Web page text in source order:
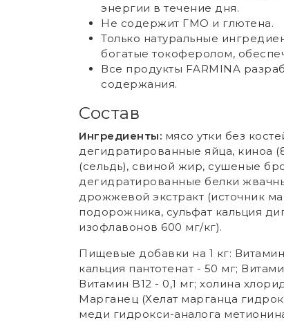
энергии в течение дня.
Не содержит ГМО и глютена.
Только натуральные
богатые токоферолом,
Все продукты FARMINA
содержания.
Состав
Ингредиенты: мясо утки без
дегидратированные яйца, киноа
(сельдь), свиной жир, сушеные
дегидратированные белки
дрожжевой экстракт (источник
подорожника, сульфат кальция
изофлавонов 600 мг/кг).
Пищевые добавки на 1 кг:
кальция пантотенат - 50 мг;
Витамин B12 - 0,1 мг; холина
Mарганец (Xелат марганца
меди гидрокси-аналога